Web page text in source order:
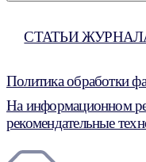
СТАТЬИ
Политика обработки
На информационном
рекомендательные